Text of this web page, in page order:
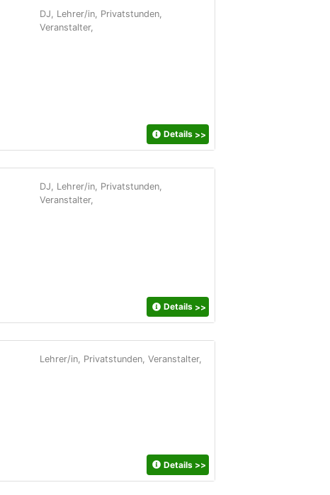
DJ, Lehrer/in, Privatstunden,
Veranstalter,
Details >>
DJ, Lehrer/in, Privatstunden,
Veranstalter,
Details >>
Lehrer/in, Privatstunden, Veranstalter,
Details >>